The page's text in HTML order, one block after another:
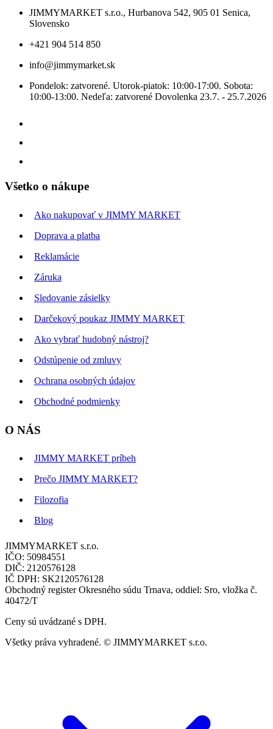
JIMMYMARKET s.r.o., Hurbanova 542, 905 01 Senica,
Slovensko
+421 904 514 850
info@jimmymarket.sk
Pondelok: zatvorené. Utorok-piatok: 10:00-17:00. Sobota:
10:00-13:00. Nedeľa: zatvorené Dovolenka 23.7. - 25.7.2026
Všetko o nákupe
Ako nakupovať v JIMMY MARKET
Doprava a platba
Reklamácie
Záruka
Sledovanie zásielky
Darčekový poukaz JIMMY MARKET
Ako vybrať hudobný nástroj?
Odstúpenie od zmluvy
Ochrana osobných údajov
Obchodné podmienky
O NÁS
JIMMY MARKET príbeh
Prečo JIMMY MARKET?
Filozofia
Blog
JIMMYMARKET s.r.o.
IČO: 50984551
DIČ: 2120576128
IČ DPH: SK2120576128
Obchodný register Okresného súdu Trnava, oddiel: Sro, vložka č.
40472/T
Ceny sú uvádzané s DPH.
Všetky práva vyhradené. © JIMMYMARKET s.r.o.